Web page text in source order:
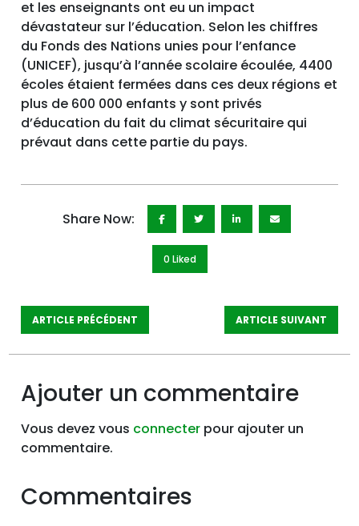
et les enseignants ont eu un impact
dévastateur sur l’éducation. Selon les chiffres
du Fonds des Nations unies pour l’enfance
(UNICEF), jusqu’à l’année scolaire écoulée, 4400
écoles étaient fermées dans ces deux régions et
plus de 600 000 enfants y sont privés
d’éducation du fait du climat sécuritaire qui
prévaut dans cette partie du pays.
Share Now:
0 Liked
ARTICLE PRÉCÉDENT ARTICLE SUIVANT
Ajouter un commentaire
Vous devez vous connecter pour ajouter un
commentaire.
Commentaires